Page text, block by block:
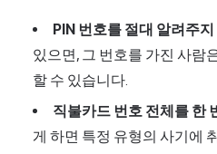
PIN 번호를 절대 알려주
있으면, 그 번호를 가진 사람
할 수 있습니다.
직불카드 번호 전체를 한
게 하면 특정 유형의 사기에